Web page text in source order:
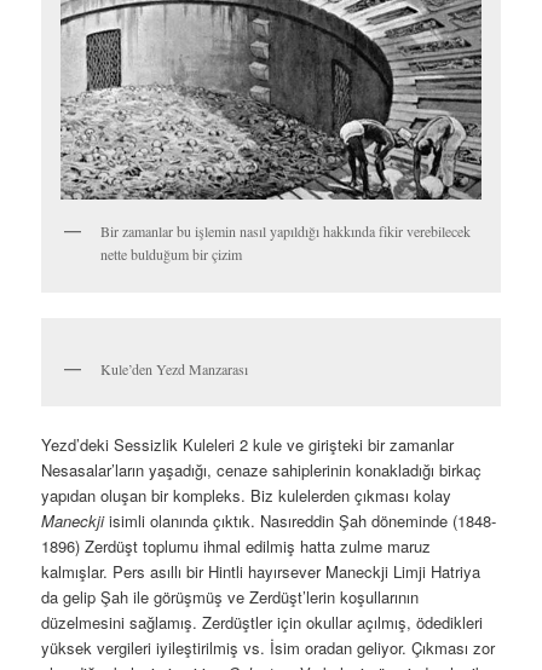
Cenazelerin yerleştirildiği avlu
Ostoodan;Avlunun ortasında kemiklerin konulduğu kuyu